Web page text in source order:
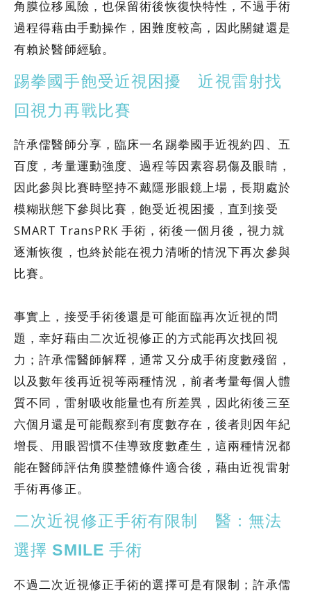
角膜位移風險，也保留術後恢復快特性，不過手術
過程得藉由手動操作，困難度較高，因此關鍵還是
有賴於醫師經驗。
踢拳國手飽受近視困擾 近視雷射找
回視力再戰比賽
許承儒醫師分享，臨床一名踢拳國手近視約四、五
百度，考量運動強度、過程等因素容易傷及眼睛，
因此參與比賽時堅持不戴隱形眼鏡上場，長期處於
模糊狀態下參與比賽，飽受近視困擾，直到接受
SMART TransPRK 手術，術後一個月後，視力就
逐漸恢復，也終於能在視力清晰的情況下再次參與
比賽。
事實上，接受手術後還是可能面臨再次近視的問
題，幸好藉由二次近視修正的方式能再次找回視
力；許承儒醫師解釋，通常又分成手術度數殘留，
以及數年後再近視等兩種情況，前者考量每個人體
質不同，雷射吸收能量也有所差異，因此術後三至
六個月還是可能觀察到有度數存在，後者則因年紀
增長、用眼習慣不佳導致度數產生，這兩種情況都
能在醫師評估角膜整體條件適合後，藉由近視雷射
手術再修正。
二次近視修正手術有限制 醫：無法
選擇 SMILE 手術
不過二次近視修正手術的選擇可是有限制；許承儒